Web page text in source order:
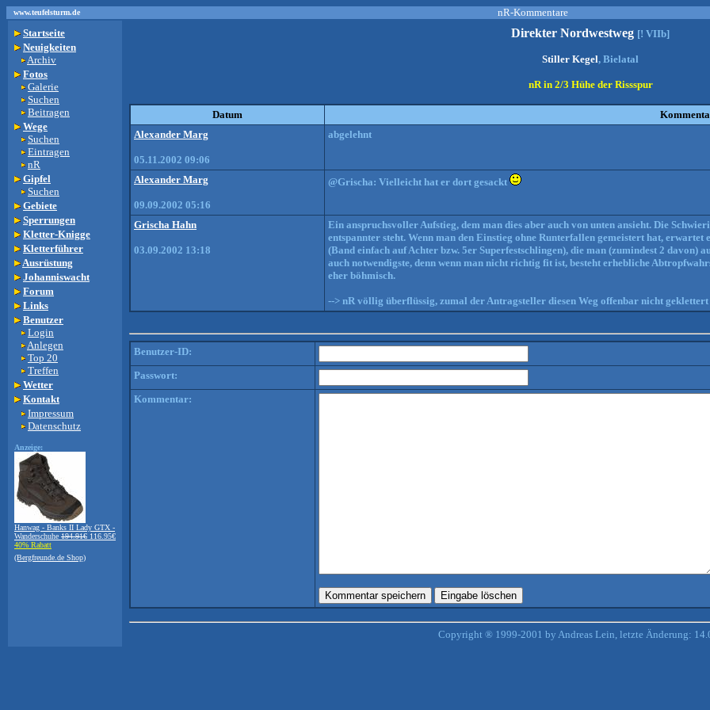
www.teufelsturm.de nR-Kommentare
Startseite
Neuigkeiten
Archiv
Fotos
Galerie
Suchen
Beitragen
Wege
Suchen
Eintragen
nR
Gipfel
Suchen
Gebiete
Sperrungen
Kletter-Knigge
Kletterführer
Ausrüstung
Johanniswacht
Forum
Links
Benutzer
Login
Anlegen
Top 20
Treffen
Wetter
Kontakt
Impressum
Datenschutz
Anzeige:
Hanwag - Banks II Lady GTX -
Wanderschuhe 194.91€ 116.95€
40% Rabatt
(Bergfreunde.de Shop)
Direkter Nordwestweg [! VIIb]
Stiller Kegel, Bielatal
nR in 2/3 Hühe der Rissspur
Datum
Alexander Marg
05.11.2002 09:06
abgelehnt
Alexander Marg
09.09.2002 05:16
@Grischa: Vielleicht hat er dort gesackt
Grischa Hahn
03.09.2002 13:18
Ein anspruchsvoller Aufstieg, dem man dies aber auch von unten ansieht. Die
entspannter steht. Wenn man den Einstieg ohne Runterfallen gemeistert hat,
(Band einfach auf Achter bzw. 5er Superfestschlingen), die man (zumindest 2 davon)
auch notwendigste, denn wenn man nicht richtig fit ist, besteht erhebliche
eher böhmisch.
--> nR völlig überflüssig, zumal der Antragsteller diesen Weg offenbar nicht
Benutzer-ID:
Passwort:
Kommentar:
Copyright ® 1999-2001 by Andreas Lein, letzte Änderung: